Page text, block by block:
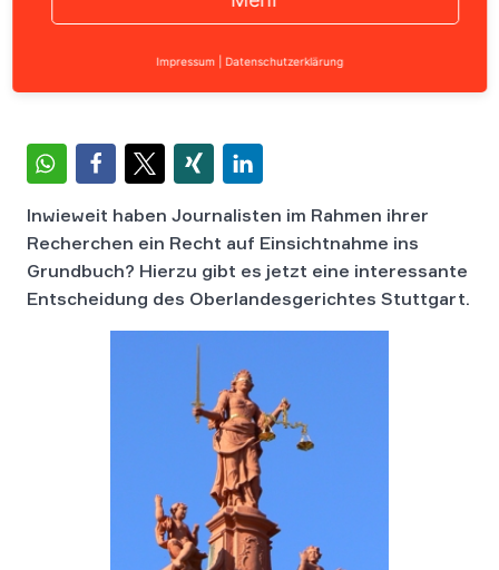
Inwieweit haben Journalisten im Rahmen ihrer
Recherchen ein Recht auf Einsichtnahme ins
Grundbuch? Hierzu gibt es jetzt eine interessante
Entscheidung des Oberlandesgerichtes Stuttgart.
Impressum Datenschutzerklärung